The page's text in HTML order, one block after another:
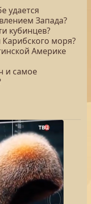
удается
Запада?
кубинцев?
моря?
Америке
и самое